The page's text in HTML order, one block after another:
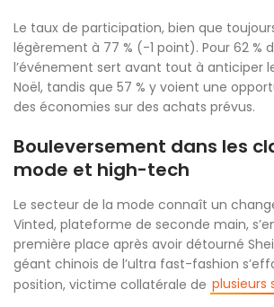
Le taux de participation, bien que
légèrement à 77 % (-1 point). Pour 62 %
l’événement sert avant tout à anticiper
Noël, tandis que 57 % y voient une
des économies sur des achats prévus.
Bouleversement dans les
mode et high-tech
Le secteur de la mode connaît un
Vinted, plateforme de seconde main,
première place après avoir détourné
géant chinois de l’ultra fast-fashion
position, victime collatérale de plusieurs